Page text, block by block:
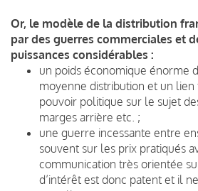
Or, le modèle de la distribution
par des guerres commerciales et
puissances considérables :
un poids économique énorme
moyenne distribution et un
pouvoir politique sur le sujet
marges arrière etc. ;
une guerre incessante entre
souvent sur les prix pratiqués
communication très orientée
d’intérêt est donc patent et il